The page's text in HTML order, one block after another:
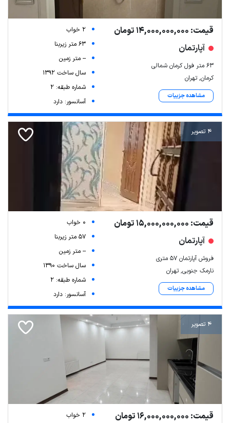
قیمت: 14,000,000,000 تومان
آپارتمان
۶۳ متر فول کرمان شمالی
کرمان, تهران
مشاهده جزییات
2 خواب
63 متر زیربنا
-- متر زمین
سال ساخت 1392
شماره طبقه: 2
آسانسور: دارد
4 تصویر
قیمت: 15,000,000,000 تومان
آپارتمان
فروش آپارتمان ۵۷ متری
نارمک جنوبی, تهران
مشاهده جزییات
0 خواب
57 متر زیربنا
-- متر زمین
سال ساخت 1390
شماره طبقه: 2
آسانسور: دارد
4 تصویر
قیمت: 16,000,000,000 تومان
2 خواب